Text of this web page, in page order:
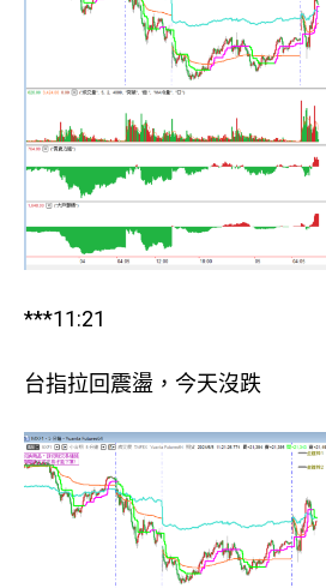
***11:21
台指拉回震盪，今天沒跌